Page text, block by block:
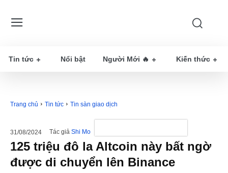
Tin tức Nổi bật Người Mới 🔥 Kiến thức
Trang chủ Tin tức Tin sàn giao dịch
31/08/2024 Tác giả Shi Mo
125 triệu đô la Altcoin này bất ngờ
được di chuyển lên Binance